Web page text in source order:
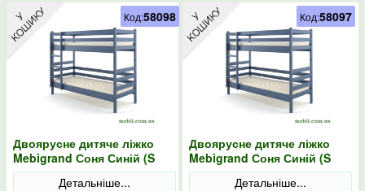
Двоярусне дитяче ліжко
Mebigrand Соня Синій (S
7010 R 90B) 90х200
Детальніше...
Код:58098
Двоярусне дитяче ліжко
Mebigrand Соня Синій (S
7010 R 90B) 90х190
Детальніше...
Код:58097